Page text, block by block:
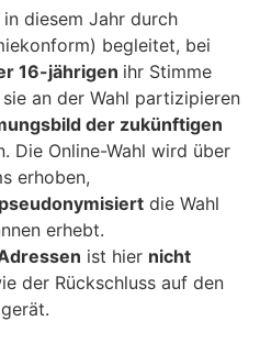
diesem Jahr durch
begleitet, bei
16-jährigen ihr Stimme
an der Wahl partizipieren
der zukünftigen
Die Online-Wahl wird über
erhoben,
pseudonymisiert die Wahl
erhebt.
ist hier nicht
der Rückschluss auf den